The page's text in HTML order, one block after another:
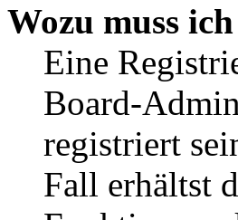
Wozu muss
Eine
Board-
registriert
Fall erhältst